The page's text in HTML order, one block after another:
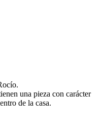
una pieza con carácter
de la casa.